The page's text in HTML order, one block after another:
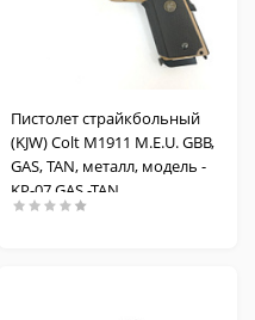
Пистолет страйкбольный
(KJW) Colt M1911 M.E.U. GBB,
GAS, TAN, металл, модель -
KP-07 GAS -TAN